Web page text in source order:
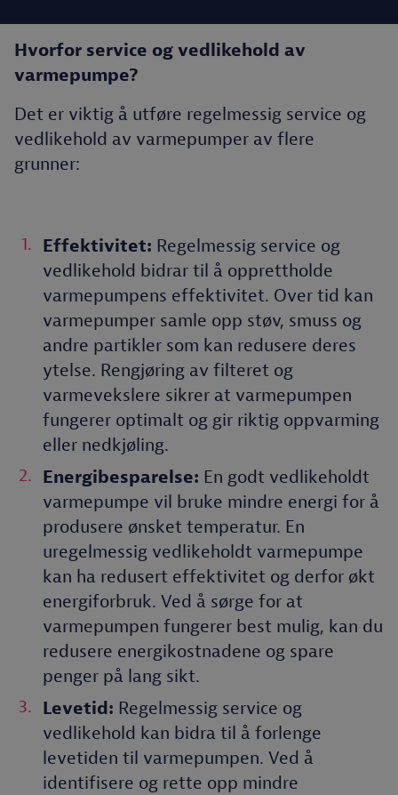
Hvorfor service og vedlikehold av
varmepumpe?
Det er viktig å utføre regelmessig service og
vedlikehold av varmepumper av flere
grunner:
Effektivitet: Regelmessig service og
vedlikehold bidrar til å opprettholde
varmepumpens effektivitet. Over tid kan
varmepumper samle opp støv, smuss og
andre partikler som kan redusere deres
ytelse. Rengjøring av filteret og
varmevekslere sikrer at varmepumpen
fungerer optimalt og gir riktig oppvarming
eller nedkjøling.
Energibesparelse: En godt vedlikeholdt
varmepumpe vil bruke mindre energi for å
produsere ønsket temperatur. En
uregelmessig vedlikeholdt varmepumpe
kan ha redusert effektivitet og derfor økt
energiforbruk. Ved å sørge for at
varmepumpen fungerer best mulig, kan du
redusere energikostnadene og spare
penger på lang sikt.
Levetid: Regelmessig service og
vedlikehold kan bidra til å forlenge
levetiden til varmepumpen. Ved å
identifisere og rette opp mindre